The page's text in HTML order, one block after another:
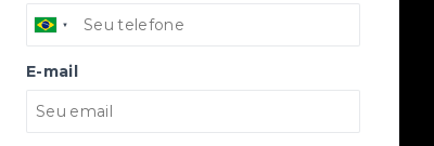
E-mail